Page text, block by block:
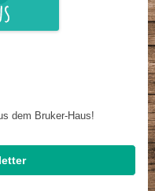
dem Bruker-Haus!